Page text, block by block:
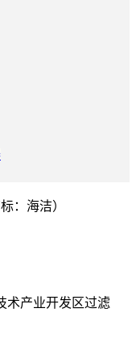
：海洁）
术产业开发区过滤